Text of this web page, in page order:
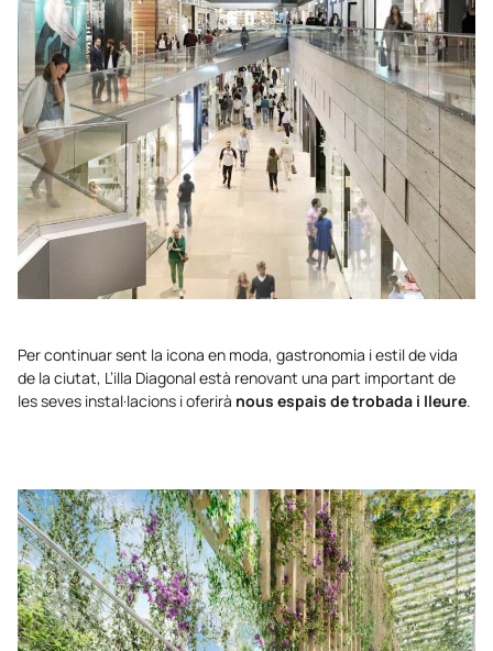
Per continuar sent la icona en moda, gastronomia i estil de vida
de la ciutat, L’illa Diagonal està renovant una part important de
les seves instal·lacions i oferirà nous espais de trobada i lleure.